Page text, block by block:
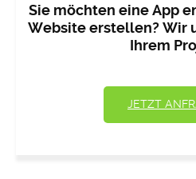
Sie möchten eine App
Website erstellen? Wir
Ihrem
JETZT